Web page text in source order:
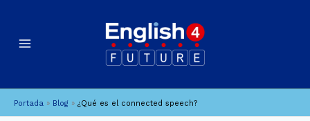
contenido
Portada » Blog » ¿Qué es el connected speech?
a
i